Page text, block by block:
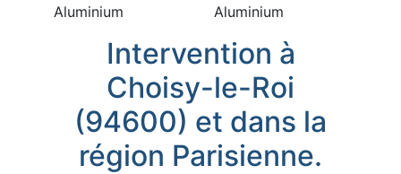
Aluminium
Aluminium
Intervention à
Choisy-le-Roi
(94600) et dans la
région Parisienne.